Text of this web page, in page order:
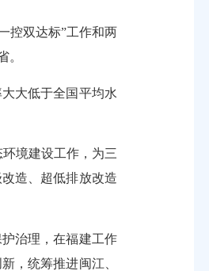
控双达标”工作和两
。
大低于全国平均水
境建设工作，为三
造、超低排放改造
治理，在福建工作
，统筹推进闽江、